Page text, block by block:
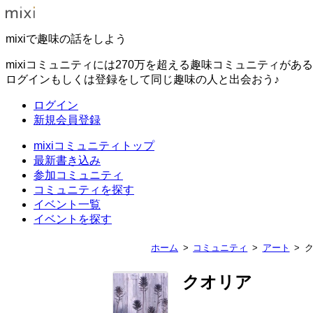
mixiで趣味の話をしよう
mixiコミュニティには270万を超える趣味コミュニティがある
ログインもしくは登録をして同じ趣味の人と出会おう♪
ログイン
新規会員登録
mixiコミュニティトップ
最新書き込み
参加コミュニティ
コミュニティを探す
イベント一覧
イベントを探す
ホーム コミュニティ アート
クオリア